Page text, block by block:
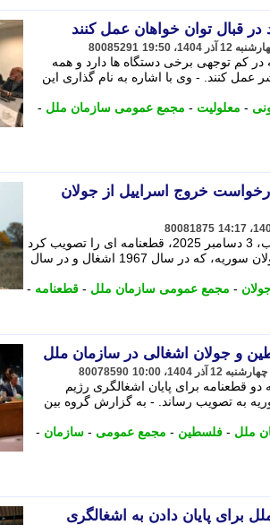
قبال توان خواهان عمل کنند
80085291
در کم توجهی برخی دستگاه ها دارد و همه
عمل کنند. - وی با اشاره به نام گذاری این
- معلولیت - مجمع عمومی سازمان ملل -
خروج اسراییل از جولان
80081875
مجمع عمومی سازمان ملل متحد سه شنبه شب، 3 دسامبر 2025، قطعنامه ای را تصویب کرد
که اسراییل را به عقب نشینی از بلندی های جولان سوریه، که در سال 1967 اشغال و در سال
- مجمع عمومی سازمان ملل - قطعنامه -
و جولان اشغالی در سازمان ملل
80078590
قطعنامه برای پایان اشغالگری رژیم
به تصویب رساند. - به گزارش گروه بین
ملل - فلسطین - مجمع عمومی - سازمان -
برای پایان دادن به اشغالگری